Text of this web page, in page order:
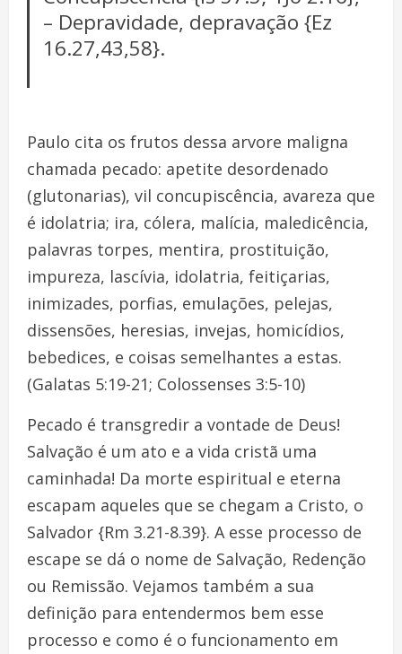
– Depravidade, depravação {Ez
16.27,43,58}.
Paulo cita os frutos dessa arvore maligna
chamada pecado: apetite desordenado
(glutonarias), vil concupiscência, avareza que
é idolatria; ira, cólera, malícia, maledicência,
palavras torpes, mentira, prostituição,
impureza, lascívia, idolatria, feitiçarias,
inimizades, porfias, emulações, pelejas,
dissensões, heresias, invejas, homicídios,
bebedices, e coisas semelhantes a estas.
(Galatas 5:19-21; Colossenses 3:5-10)
Pecado é transgredir a vontade de Deus!
Salvação é um ato e a vida cristã uma
caminhada! Da morte espiritual e eterna
escapam aqueles que se chegam a Cristo, o
Salvador {Rm 3.21-8.39}. A esse processo de
escape se dá o nome de Salvação, Redenção
ou Remissão. Vejamos também a sua
definição para entendermos bem esse
processo e como é o funcionamento em